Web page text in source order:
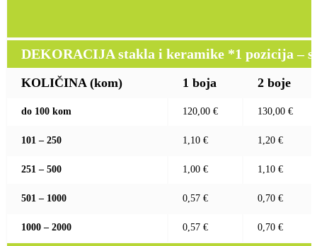
DEKORACIJA stakla i keramike *1 pozicija –
KOLIČINA (kom) 1 boja 2 boje
do 100 kom 120,00 € 130,00 €
101 – 250 1,10 € 1,20 €
251 – 500 1,00 € 1,10 €
501 – 1000 0,57 € 0,70 €
1000 – 2000 0,57 € 0,70 €